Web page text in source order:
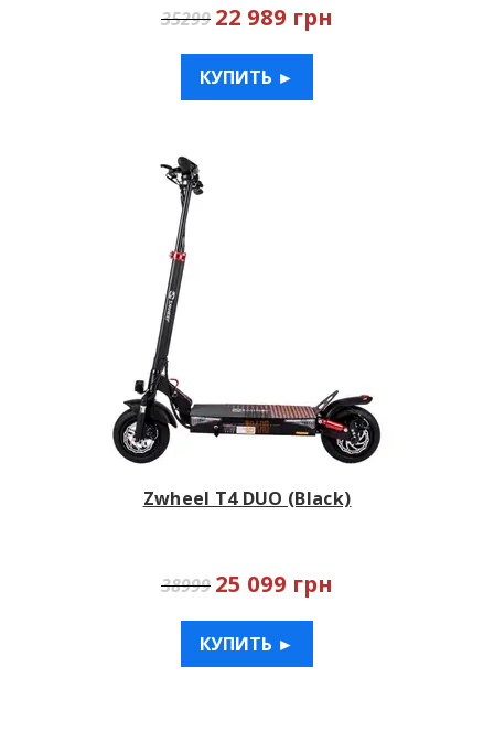
35299 22 989 грн
КУПИТЬ ►
Zwheel T4 DUO (Black)
38999 25 099 грн
КУПИТЬ ►